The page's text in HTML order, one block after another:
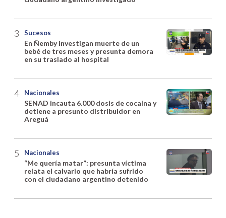
Sucesos
En Ñemby investigan muerte de un
bebé de tres meses y presunta demora
en su traslado al hospital
Nacionales
SENAD incauta 6.000 dosis de cocaína y
detiene a presunto distribuidor en
Areguá
Nacionales
“Me quería matar”: presunta víctima
relata el calvario que habría sufrido
con el ciudadano argentino detenido